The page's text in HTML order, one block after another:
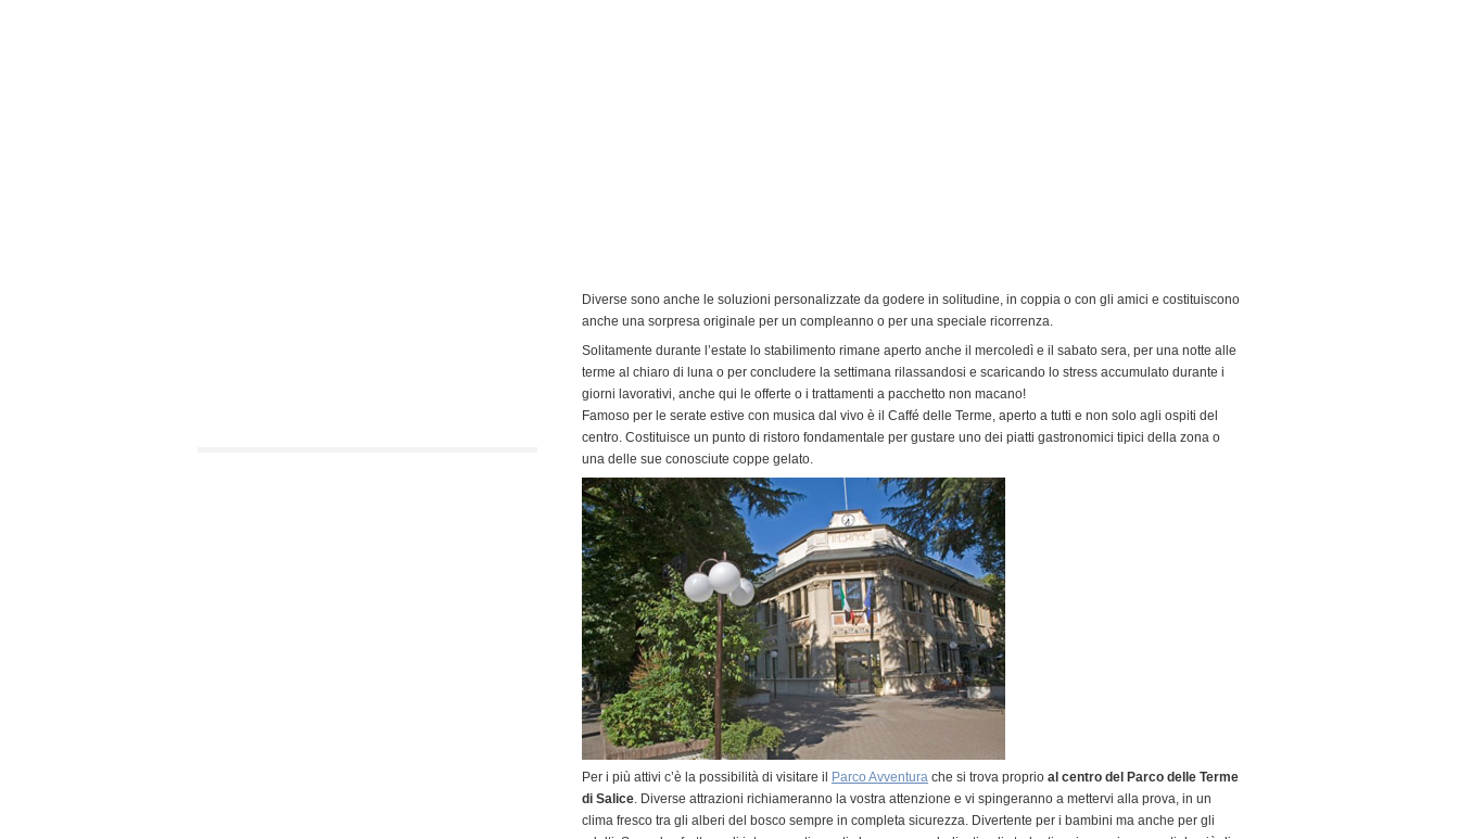
Diverse sono anche le soluzioni personalizzate da godere in solitudine, in coppia o con gli amici e costituiscono
anche una sorpresa originale per un compleanno o per una speciale ricorrenza.
Solitamente durante l’estate lo stabilimento rimane aperto anche il mercoledì e il sabato sera, per una notte alle
terme al chiaro di luna o per concludere la settimana rilassandosi e scaricando lo stress accumulato durante i
giorni lavorativi, anche qui le offerte o i trattamenti a pacchetto non macano!
Famoso per le serate estive con musica dal vivo è il Caffé delle Terme, aperto a tutti e non solo agli ospiti del
centro. Costituisce un punto di ristoro fondamentale per gustare uno dei piatti gastronomici tipici della zona o
una delle sue conosciute coppe gelato.
Per i più attivi c’è la possibilità di visitare il Parco Avventura che si trova proprio al centro del Parco delle Terme
di Salice. Diverse attrazioni richiameranno la vostra attenzione e vi spingeranno a mettervi alla prova, in un
clima fresco tra gli alberi del bosco sempre in completa sicurezza. Divertente per i bambini ma anche per gli